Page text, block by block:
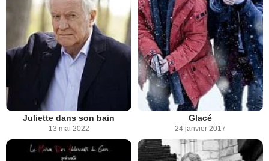
Juliette dans son bain
13 mai 2022
Glacé
24 janvier 2017